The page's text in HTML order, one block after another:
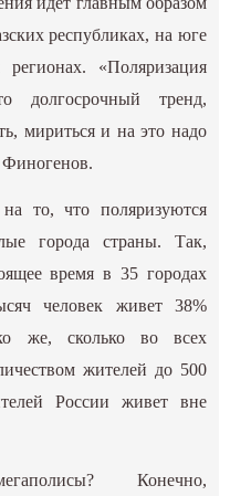
республиках, на юге
«Поляризация
долгосрочный тренд,
мириться и на это надо
то, что поляризуются
города страны. Так,
время в 35 городах
человек живет 38%
же, сколько во всех
жителей до 500
России живет вне
Конечно,